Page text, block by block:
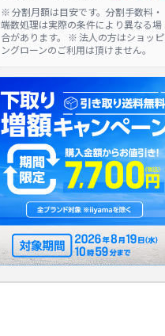
※ 分割月額は目安です。分割手数料・
端数処理は実際の条件により異なる場
合があります。 ※ 法人の方はショッピ
ングローンのご利用は頂けません。